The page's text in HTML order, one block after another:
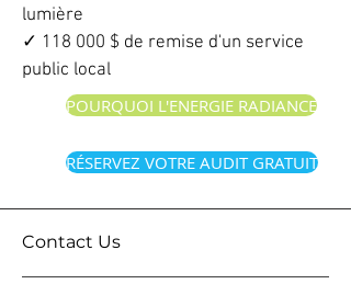
lumière
✓ 118 000 $ de remise d'un service
public local
POURQUOI L'ENERGIE RADIANCE
RÉSERVEZ VOTRE AUDIT GRATUIT
Contact Us